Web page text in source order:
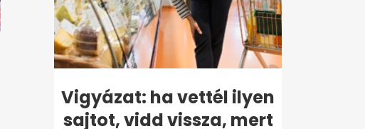
Vigyázat: ha vettél ilyen
sajtot, vidd vissza, mert